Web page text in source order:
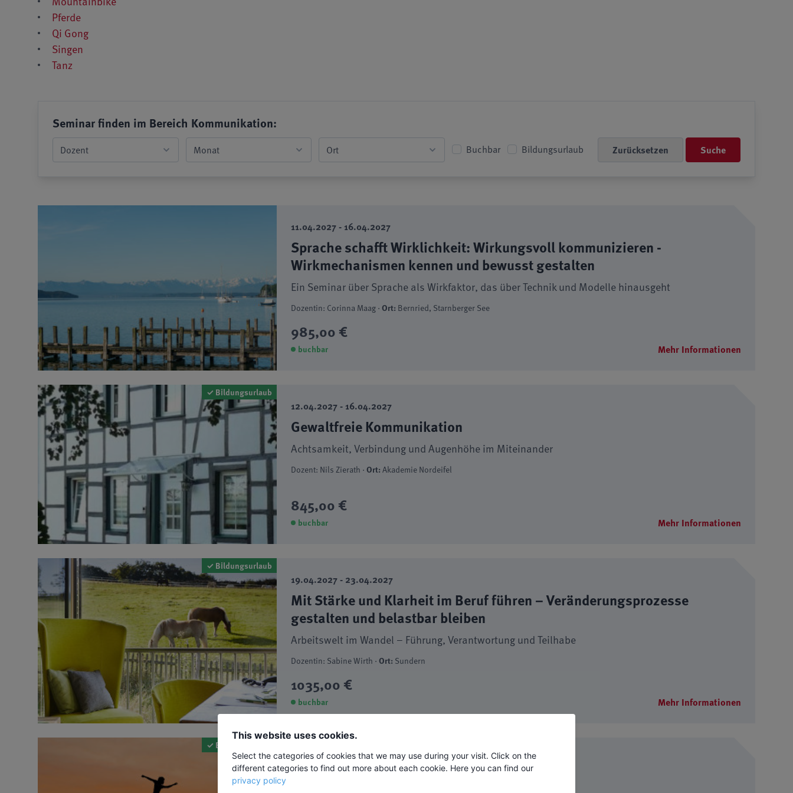
Pferde
Qi Gong
Singen
Tanz
Seminar finden im Bereich Kommunikation:
Buchbar Bildungsurlaub Suche
11.04.2027 - 16.04.2027
Sprache schafft Wirklichkeit: Wirkungsvoll kommunizieren -
Wirkmechanismen kennen und bewusst gestalten
Ein Seminar über Sprache als Wirkfaktor, das über Technik und Modelle hinausgeht
Dozentin: Corinna Maag ·Ort: Bernried, Starnberger See
985,00 €
buchbar Mehr Informationen
✓ Bildungsurlaub
12.04.2027 - 16.04.2027
Gewaltfreie Kommunikation
Achtsamkeit, Verbindung und Augenhöhe im Miteinander
Dozent: Nils Zierath ·Ort:Akademie Nordeifel
845,00 €
buchbar Mehr Informationen
✓ Bildungsurlaub
19.04.2027 - 23.04.2027
Mit Stärke und Klarheit im Beruf führen – Veränderungsprozesse
gestalten und belastbar bleiben
Arbeitswelt im Wandel – Führung, Verantwortung und Teilhabe
Dozentin: Sabine Wirth ·Ort: Sundern
1035,00 €
buchbar Mehr Informationen
✓ Bildungsurlaub
09.05.2027 - 14.05.2027
This website uses cookies.
Select the categories of cookies that we may use during your visit. Click on the
different categories to find out more about each cookie. Here you can find our
privacy policy